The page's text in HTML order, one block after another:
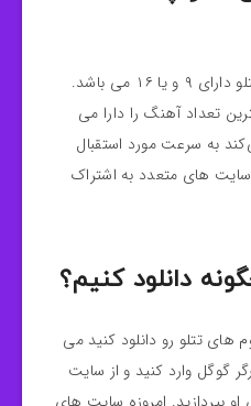
هر یک از آلبوم های پرطرفدار تتلو دارای ۹ و یا ۱۶ می باشد.
تعداد آهنگ را دارا می
به سرعت مورد استقبال
سایت های متعدد به اشتراک
دانلود کنیم؟
های تتلو رو دانلود کنید می
گوگل وارد کنید و از سایت